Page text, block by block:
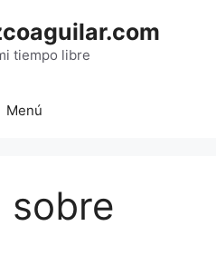
tiempo libre
Menú
sobre